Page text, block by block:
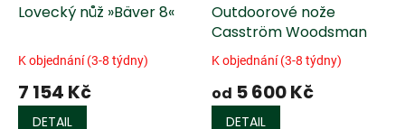
Lovecký nůž »Bäver 8«
K objednání (3-8 týdny)
7 154 Kč
DETAIL
Outdoorové nože
Casström Woodsman
K objednání (3-8 týdny)
od 5 600 Kč
DETAIL